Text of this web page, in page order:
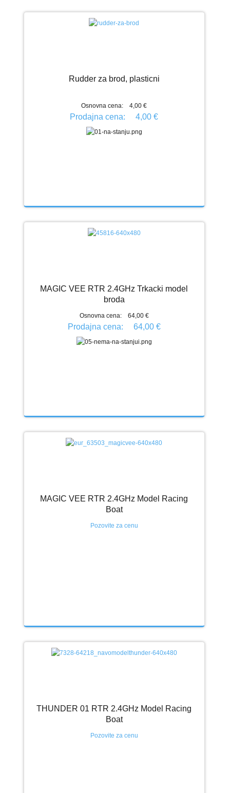
Rudder za brod, plasticni
Osnovna cena: 4,00 €
Prodajna cena: 4,00 €
MAGIC VEE RTR 2.4GHz Trkacki model
broda
Osnovna cena: 64,00 €
Prodajna cena: 64,00 €
MAGIC VEE RTR 2.4GHz Model Racing
Boat
Pozovite za cenu
THUNDER 01 RTR 2.4GHz Model Racing
Boat
Pozovite za cenu